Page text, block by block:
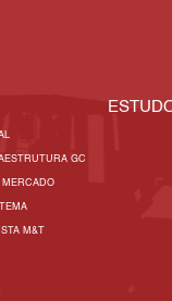
GC
MERCADO
M&T